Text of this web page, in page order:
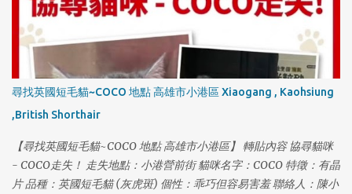
尋找英國短毛貓~COCO 地點 高雄市小港區 Xiaogang , Kaohsiung
,British Shorthair
【尋找英國短毛貓~COCO 地點 高雄市小港區】 轉貼內容 協尋貓咪
- COCO走失！ 走失地點：小港營前街 貓咪名字：COCO 特徵：有晶
片 品種：英國短毛貓 (灰虎斑) 個性：乖巧但容易害羞 聯絡人：陳小